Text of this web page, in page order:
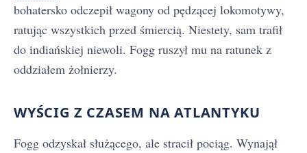
bohatersko odczepił wagony od pędzącej lokomotywy,
ratując wszystkich przed śmiercią. Niestety, sam trafił
do indiańskiej niewoli. Fogg ruszył mu na ratunek z
oddziałem żołnierzy.
WYŚCIG Z CZASEM NA ATLANTYKU
Fogg odzyskał służącego, ale stracił pociąg. Wynajął